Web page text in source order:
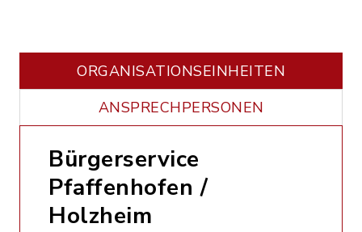
ORGANISATIONS­EINHEITEN
ANSPRECHPERSONEN
Bürgerservice
Pfaffenhofen /
Holzheim